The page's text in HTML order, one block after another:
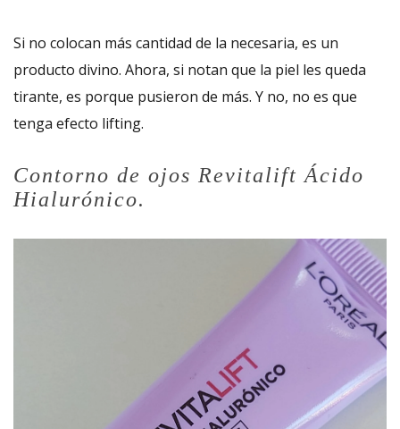
Si no colocan más cantidad de la necesaria, es un
producto divino. Ahora, si notan que la piel les queda
tirante, es porque pusieron de más. Y no, no es que
tenga efecto lifting.
Contorno de ojos Revitalift Ácido
Hialurónico.